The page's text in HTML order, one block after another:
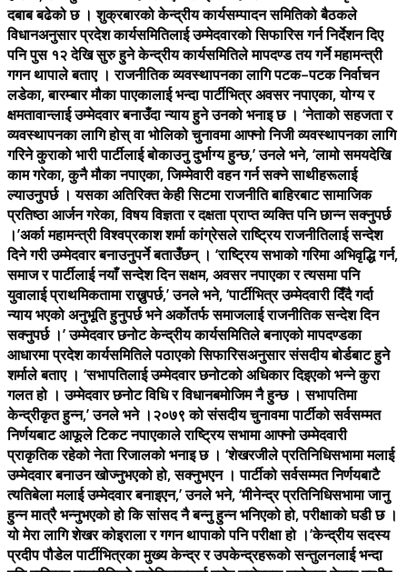
दबाब बढेको छ । शुक्रबारको केन्द्रीय कार्यसम्पादन समितिको बैठकले
विधानअनुसार प्रदेश कार्यसमितिलाई उम्मेदवारको सिफारिस गर्न निर्देशन दिए
पनि पुस १२ देखि सुरु हुने केन्द्रीय कार्यसमितिले मापदण्ड तय गर्ने महामन्त्री
गगन थापाले बताए । राजनीतिक व्यवस्थापनका लागि पटक–पटक निर्वाचन
लडेका, बारम्बार मौका पाएकालाई भन्दा पार्टीभित्र अवसर नपाएका, योग्य र
क्षमतावान्लाई उम्मेदवार बनाउँदा न्याय हुने उनको भनाइ छ । ‘नेताको सहजता र
व्यवस्थापनका लागि होस् वा भोलिको चुनावमा आफ्नो निजी व्यवस्थापनका लागि
गरिने कुराको भारी पार्टीलाई बोकाउनु दुर्भाग्य हुन्छ,’ उनले भने, ‘लामो समयदेखि
काम गरेका, कुनै मौका नपाएका, जिम्मेवारी वहन गर्न सक्ने साथीहरूलाई
ल्याउनुपर्छ । यसका अतिरिक्त केही सिटमा राजनीति बाहिरबाट सामाजिक
प्रतिष्ठा आर्जन गरेका, विषय विज्ञता र दक्षता प्राप्त व्यक्ति पनि छान्न सक्नुपर्छ
।’अर्का महामन्त्री विश्वप्रकाश शर्मा कांग्रेसले राष्ट्रिय राजनीतिलाई सन्देश
दिने गरी उम्मेदवार बनाउनुपर्ने बताउँछन् । ‘राष्ट्रिय सभाको गरिमा अभिवृद्धि गर्न,
समाज र पार्टीलाई नयाँ सन्देश दिन सक्षम, अवसर नपाएका र त्यसमा पनि
युवालाई प्राथमिकतामा राख्नुपर्छ,’ उनले भने, ‘पार्टीभित्र उम्मेदवारी दिँदै गर्दा
न्याय भएको अनुभूति हुनुपर्छ भने अर्कोतर्फ समाजलाई राजनीतिक सन्देश दिन
सक्नुपर्छ ।’ उम्मेदवार छनोट केन्द्रीय कार्यसमितिले बनाएको मापदण्डका
आधारमा प्रदेश कार्यसमितिले पठाएको सिफारिसअनुसार संसदीय बोर्डबाट हुने
शर्माले बताए । ‘सभापतिलाई उम्मेदवार छनोटको अधिकार दिइएको भन्ने कुरा
गलत हो । उम्मेदवार छनोट विधि र विधानबमोजिम नै हुन्छ । सभापतिमा
केन्द्रीकृत हुन्न,’ उनले भने ।२०७९ को संसदीय चुनावमा पार्टीको सर्वसम्मत
निर्णयबाट आफूले टिकट नपाएकाले राष्ट्रिय सभामा आफ्नो उम्मेदवारी
प्राकृतिक रहेको नेता रिजालको भनाइ छ । ‘शेखरजीले प्रतिनिधिसभामा मलाई
उम्मेदवार बनाउन खोज्नुभएको हो, सक्नुभएन । पार्टीको सर्वसम्मत निर्णयबाटै
त्यतिबेला मलाई उम्मेदवार बनाइएन,’ उनले भने, ‘मीनेन्द्र प्रतिनिधिसभामा जानु
हुन्न मात्रै भन्नुभएको हो कि सांसद नै बन्नु हुन्न भनिएको हो, परीक्षाको घडी छ ।
यो मेरा लागि शेखर कोइराला र गगन थापाको पनि परीक्षा हो ।’केन्द्रीय सदस्य
प्रदीप पौडेल पार्टीभित्रका मुख्य केन्द्र र उपकेन्द्रहरूको सन्तुलनलाई भन्दा